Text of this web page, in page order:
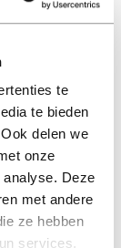
te
te bieden
delen we
onze
Deze
met andere
ze hebben
services.